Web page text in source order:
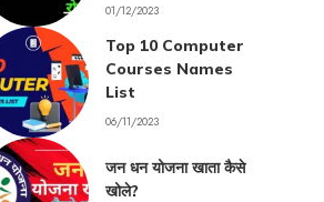
01/12/2023
Top 10 Computer
Courses Names
List
06/11/2023
जन धन योजना खाता कैसे
खोले?